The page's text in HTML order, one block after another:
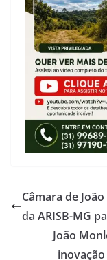
Câmara de
da ARISB-MG
João